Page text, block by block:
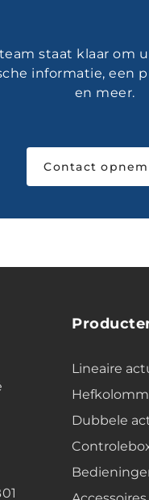
staat klaar om
informatie, een
en meer.
Contact
Lineaire
Dubbele